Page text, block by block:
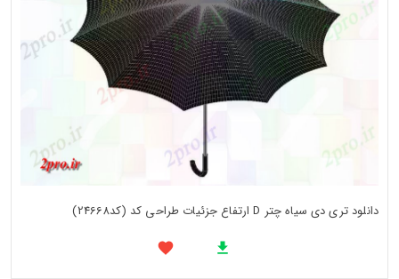
دانلود تری دی سیاه چتر D ارتفاع جزئیات طراحی کد (کد24668)